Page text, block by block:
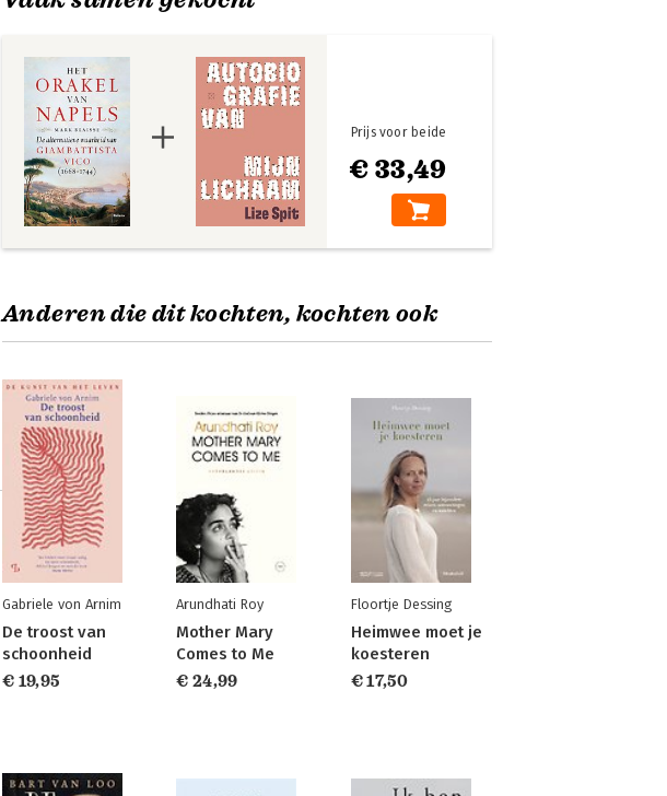
€ 33,49
Prijs voor beide
Anderen die dit kochten, kochten ook
Gabriele von Arnim
De troost van
schoonheid
€ 19,95
Arundhati Roy
Mother Mary
Comes to Me
€ 24,99
Floortje Dessing
Heimwee moet je
koesteren
€ 17,50